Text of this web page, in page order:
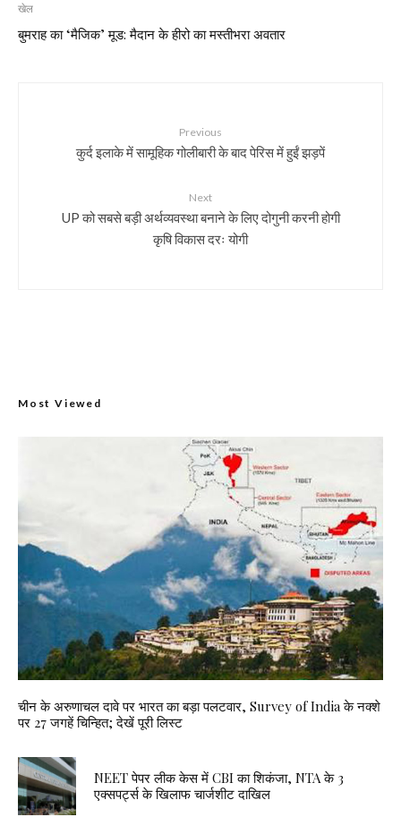
खेल
बुमराह का ‘मैजिक’ मूड: मैदान के हीरो का मस्तीभरा अवतार
Previous
कुर्द इलाके में सामूहिक गोलीबारी के बाद पेरिस में हुईं झड़पें
Next
UP को सबसे बड़ी अर्थव्यवस्था बनाने के लिए दोगुनी करनी होगी
कृषि विकास दरः योगी
Most Viewed
चीन के अरुणाचल दावे पर भारत का बड़ा पलटवार, Survey of India के नक्शे
पर 27 जगहें चिन्हित; देखें पूरी लिस्ट
NEET पेपर लीक केस में CBI का शिकंजा, NTA के 3
एक्सपर्ट्स के खिलाफ चार्जशीट दाखिल